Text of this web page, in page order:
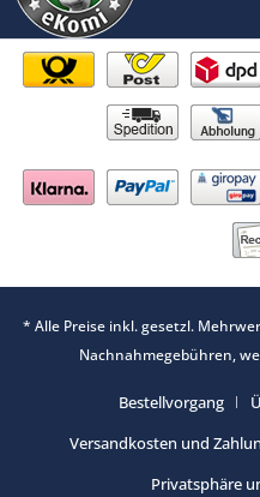
* Alle Preise inkl. gesetzl.
Nachnahmegebühren,
Bestellvorgang
Versandkosten und
Privatsphäre